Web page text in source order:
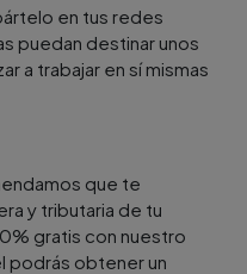
en tus redes
puedan destinar unos
a trabajar en sí mismas
que te
y tributaria de tu
gratis con nuestro
podrás obtener un